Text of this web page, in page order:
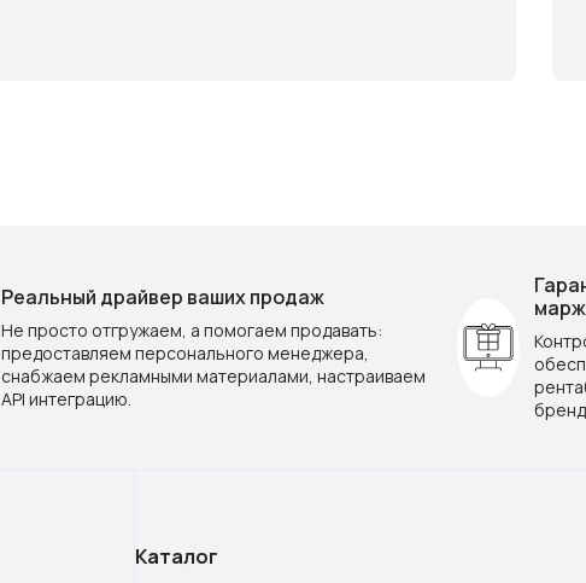
Реальный драйвер ваших продаж
Не просто отгружаем, а помогаем продавать:
предоставляем персонального менеджера,
снабжаем рекламными материалами, настраиваем
API интеграцию.
Каталог